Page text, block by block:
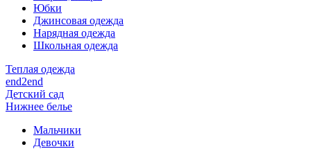
Юбки
Джинсовая одежда
Нарядная одежда
Школьная одежда
Теплая одежда
end2end
Детский сад
Нижнее белье
Мальчики
Девочки